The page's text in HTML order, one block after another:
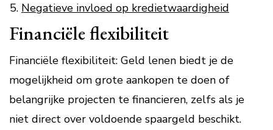
Negatieve invloed op kredietwaardigheid
Financiële flexibiliteit
Financiële flexibiliteit: Geld lenen biedt je de
mogelijkheid om grote aankopen te doen of
belangrijke projecten te financieren, zelfs als je
niet direct over voldoende spaargeld beschikt.